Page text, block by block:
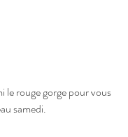
le rouge gorge pour vous
samedi.